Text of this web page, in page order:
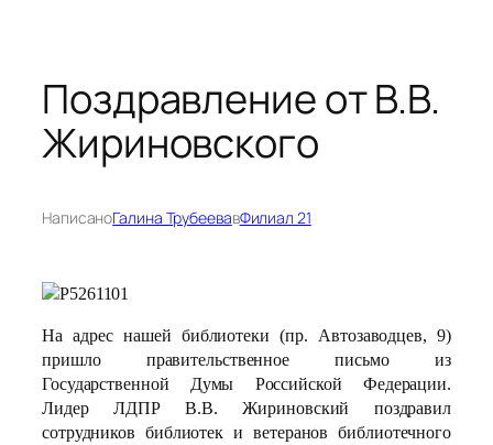
Поздравление от В.В.
Жириновского
НаписаноГалина ТрубеевавФилиал 21
На адрес нашей библиотеки (пр. Автозаводцев, 9)
пришло правительственное письмо из
Государственной Думы Российской Федерации.
Лидер ЛДПР В.В. Жириновский поздравил
сотрудников библиотек и ветеранов библиотечного